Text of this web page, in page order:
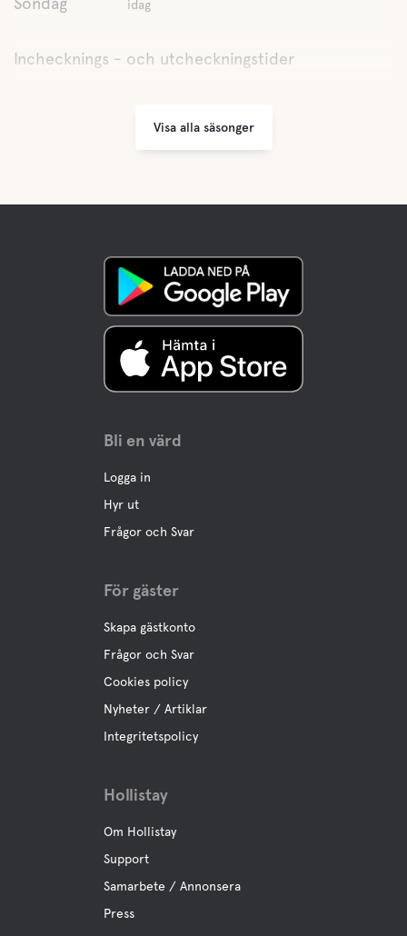
idag
Inchecknings - och utcheckningstider
Visa alla säsonger
Bli en värd
Logga in
Hyr ut
Frågor och Svar
För gäster
Skapa gästkonto
Frågor och Svar
Cookies policy
Nyheter / Artiklar
Integritetspolicy
Hollistay
Om Hollistay
Support
Samarbete / Annonsera
Press